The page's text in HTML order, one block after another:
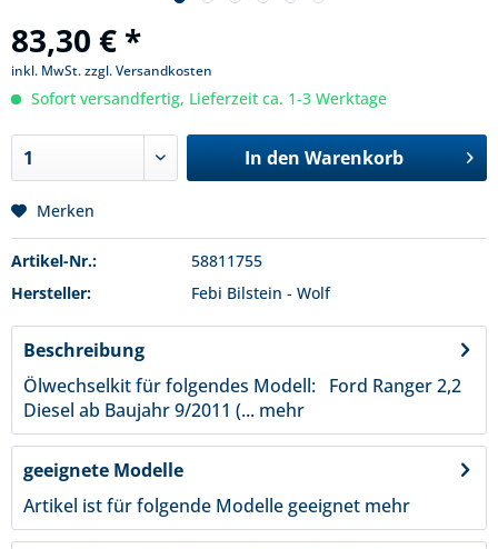
83,30 € *
inkl. MwSt.zzgl. Versandkosten
Sofort versandfertig, Lieferzeit ca. 1-3 Werktage
In den Warenkorb
Merken
Artikel-Nr.:
58811755
Hersteller:
Febi Bilstein - Wolf
Beschreibung
Ölwechselkit für folgendes Modell: Ford Ranger 2,2
Diesel ab Baujahr 9/2011 (... mehr
geeignete Modelle
Artikel ist für folgende Modelle geeignet mehr